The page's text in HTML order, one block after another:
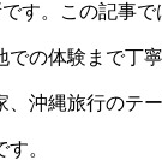
です。この記事
での体験まで丁
、沖縄旅行のテ
。